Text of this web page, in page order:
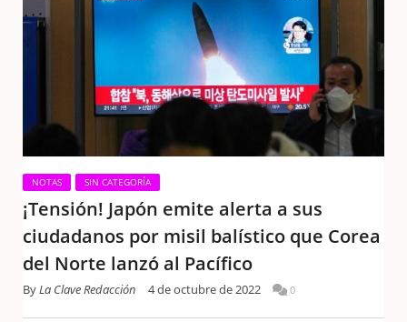
NOTAS SIN CATEGORÍA
¡Tensión! Japón emite alerta a sus
ciudadanos por misil balístico que Corea
del Norte lanzó al Pacífico
ByLa Clave Redacción 4 de octubre de 2022 0